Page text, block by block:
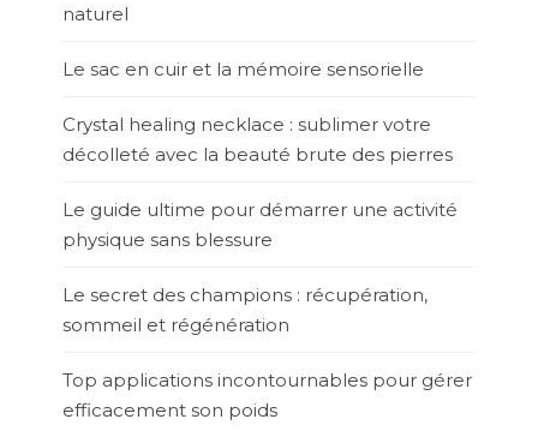
naturel
Le sac en cuir et la mémoire sensorielle
Crystal healing necklace : sublimer votre
décolleté avec la beauté brute des pierres
Le guide ultime pour démarrer une activité
physique sans blessure
Le secret des champions : récupération,
sommeil et régénération
Top applications incontournables pour gérer
efficacement son poids